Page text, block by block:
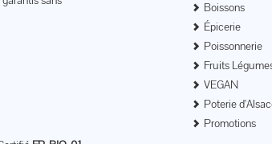
Boissons
Épicerie
Poissonnerie
Fruits
VEGAN
Poterie
Promotions